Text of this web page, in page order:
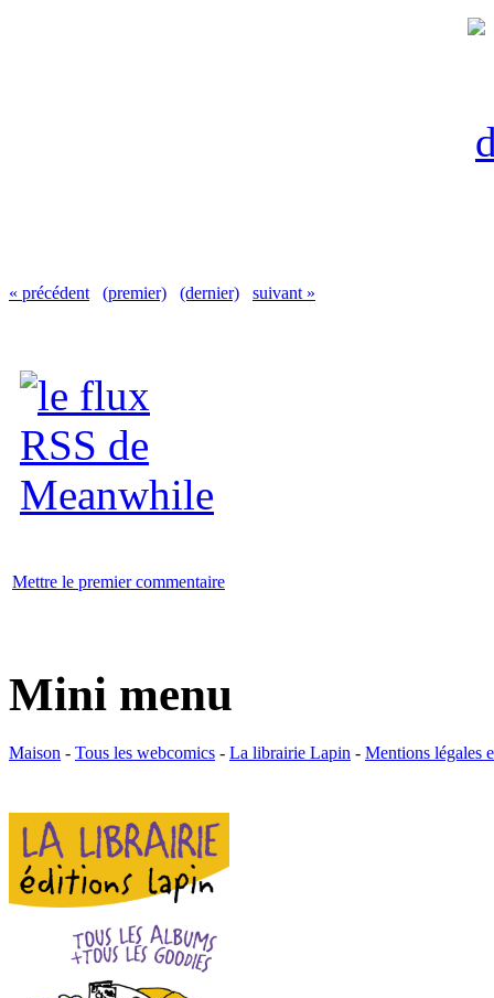
« précédent (premier) (dernier) suivant »
Mettre le premier commentaire
Mini menu
Maison - Tous les webcomics - La librairie Lapin - Mentions légales